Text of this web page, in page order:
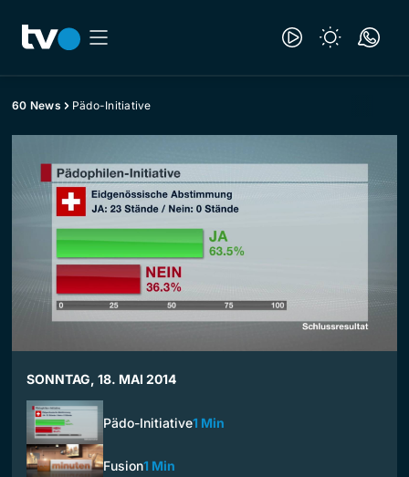
60 News Pädo-Initiative
SONNTAG, 18. MAI 2014
Pädo-Initiative1 Min
Fusion1 Min